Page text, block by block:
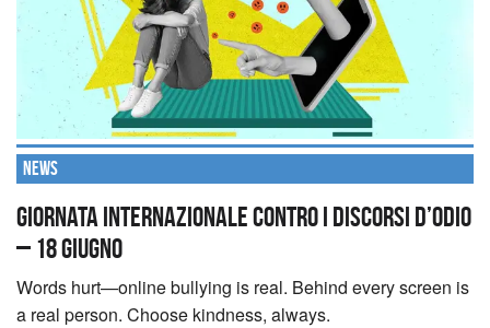
News
Giornata internazionale contro i discorsi d’odio
– 18 giugno
Words hurt—online bullying is real. Behind every screen is
a real person. Choose kindness, always.